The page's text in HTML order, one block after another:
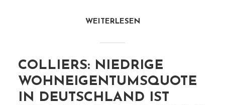
WEITERLESEN
COLLIERS: NIEDRIGE
WOHNEIGENTUMSQUOTE
IN DEUTSCHLAND IST